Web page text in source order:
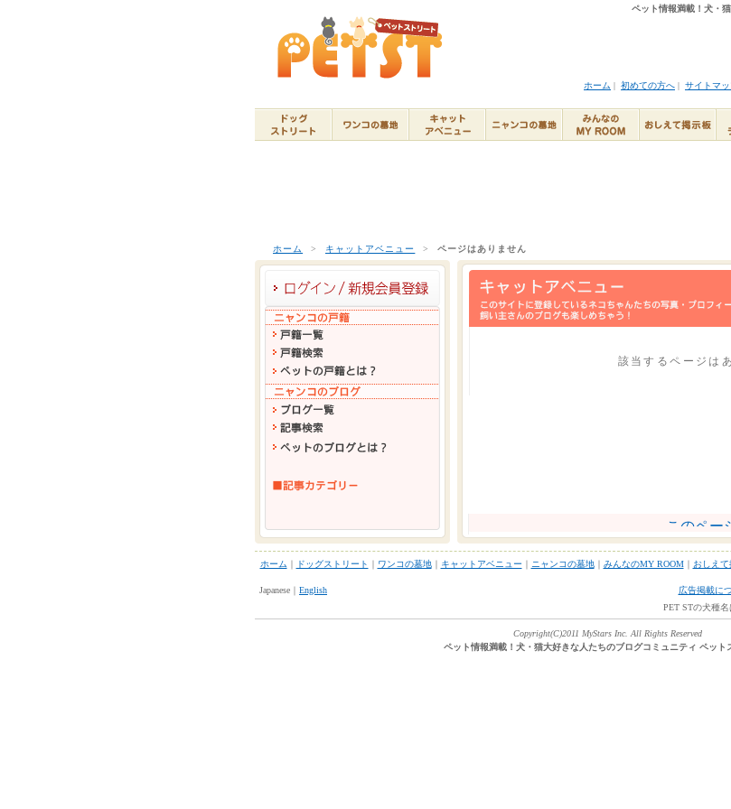
ペット情報満載！犬・
ホーム | 初めての方へ | サイトマ
ホーム > キャットアベニュー > ページはありません
該当するページは
ホーム ｜ ドッグストリート ｜ ワンコの墓地｜ キャットアベニュー ｜ ニャンコの墓地｜ みんなのMY ROOM｜ おしえて
Japanese｜ English 広告掲載に
PET STの犬種
Copyright(C)2011 MyStars Inc. All Rights Reserved
ペット情報満載！犬・猫大好きな人たちのブログコミュニティ ペット